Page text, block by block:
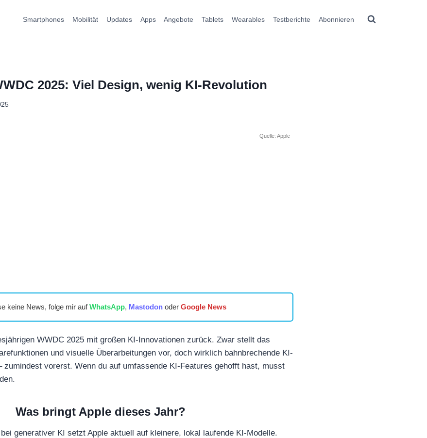
Smartphones Mobilität Updates Apps Angebote Tablets Wearables Testberichte Abonnieren
2025: Viel Design, wenig KI-Revolution
Quelle: Apple
keine News, folge mir aufWhatsApp, Mastodonoder Google News
WWDC 2025 mit großen KI-Innovationen zurück. Zwar stellt das
und visuelle Überarbeitungen vor, doch wirklich bahnbrechende KI-
zumindest vorerst. Wenn du auf umfassende KI-Features gehofft hast, musst
Was bringt Apple dieses Jahr?
generativer KI setzt Apple aktuell auf kleinere, lokal laufende KI-Modelle.